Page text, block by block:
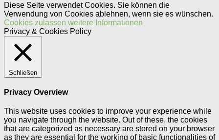
Diese Seite verwendet Cookies. Sie können die
Verwendung von Cookies ablehnen, wenn sie es wünschen.
Cookies zulassen weitere Informationen
Privacy & Cookies Policy
Schließen
Privacy Overview
This website uses cookies to improve your experience while
you navigate through the website. Out of these, the cookies
that are categorized as necessary are stored on your browser
as they are essential for the working of basic functionalities of